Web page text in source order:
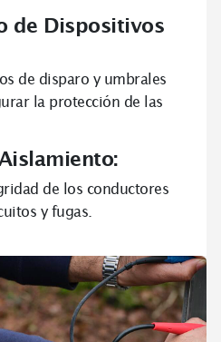
de Dispositivos
de disparo y umbrales
la protección de las
de los conductores
y fugas.